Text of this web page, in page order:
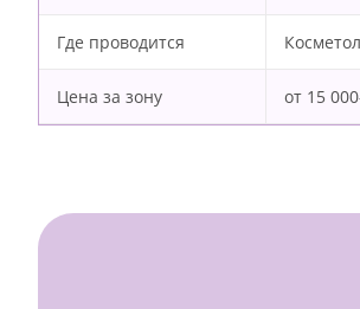
Где проводится
Цена за зону от 15